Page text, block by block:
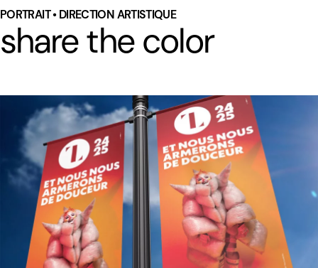
PORTRAIT • DIRECTION ARTISTIQUE
share the color